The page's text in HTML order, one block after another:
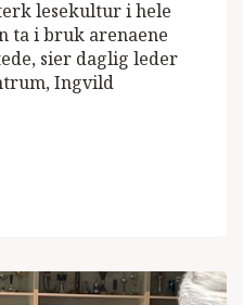
lesekultur i hele
ta i bruk arenaene
sier daglig leder
Ingvild